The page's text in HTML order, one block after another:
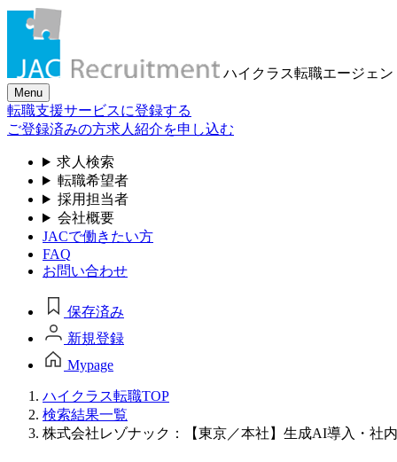
ハイクラス転職エージェン
Menu
転職支援サービスに登録する
ご登録済みの方求人紹介を申し込む
求人検索
転職希望者
採用担当者
会社概要
JACで働きたい方
FAQ
お問い合わせ
保存済み
新規登録
Mypage
ハイクラス転職TOP
検索結果一覧
株式会社レゾナック：【東京／本社】生成AI導入・社